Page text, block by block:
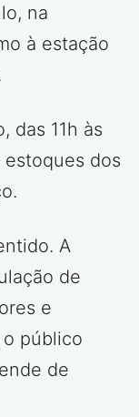
na
à estação
das 11h às
estoques dos
A
de
e
público
de